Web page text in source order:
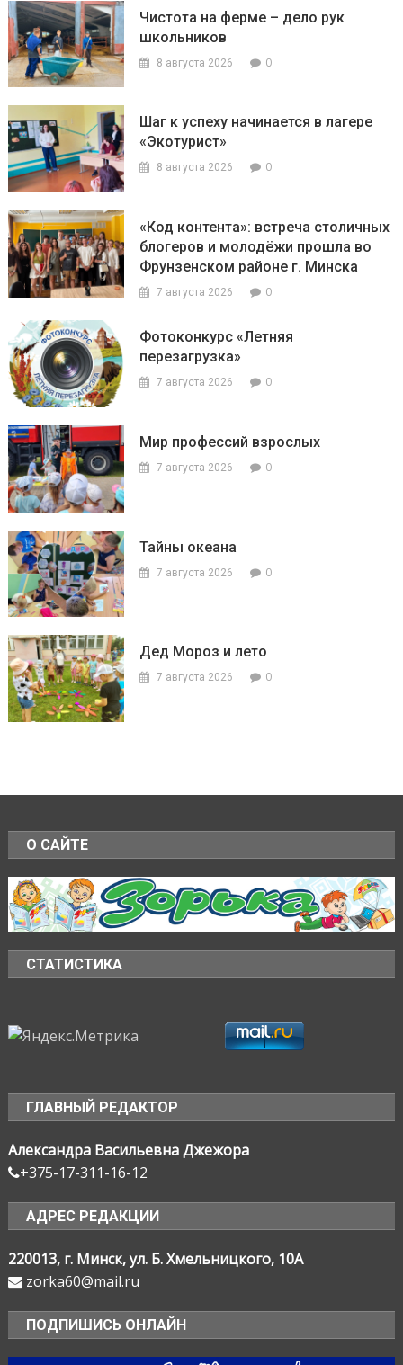
Чистота на ферме – дело рук
школьников
8 августа 2026 0
Шаг к успеху начинается в лагере
«Экотурист»
8 августа 2026 0
«Код контента»: встреча столичных
блогеров и молодёжи прошла во
Фрунзенском районе г. Минска
7 августа 2026 0
Фотоконкурс «Летняя
перезагрузка»
7 августа 2026 0
Мир профессий взрослых
7 августа 2026 0
Тайны океана
7 августа 2026 0
Дед Мороз и лето
7 августа 2026 0
О САЙТЕ
СТАТИСТИКА
ГЛАВНЫЙ РЕДАКТОР
Александра Васильевна Джежора
+375-17-311-16-12
АДРЕС РЕДАКЦИИ
220013, г. Минск, ул. Б. Хмельницкого, 10А
zorka60@mail.ru
ПОДПИШИСЬ ОНЛАЙН